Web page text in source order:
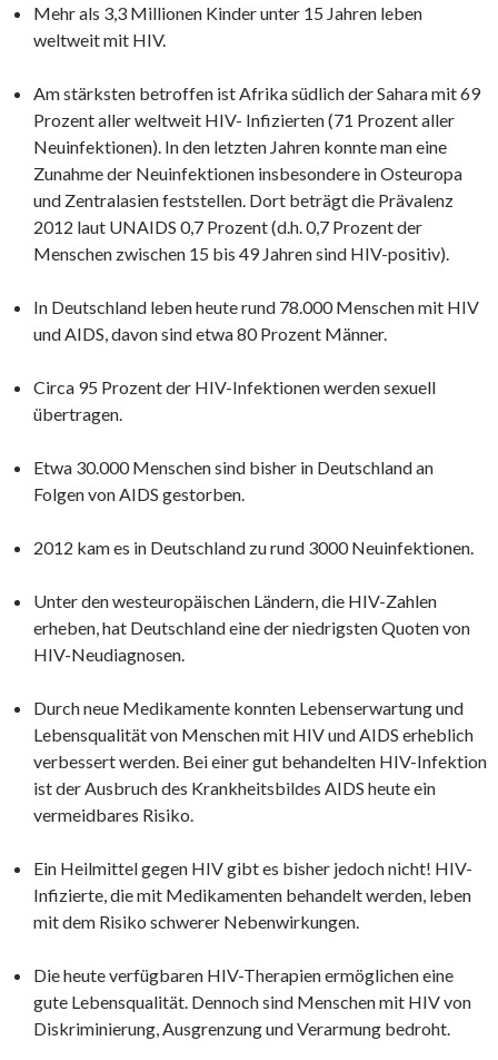
Mehr als 3,3 Millionen Kinder unter 15 Jahren leben
weltweit mit HIV.
Am stärksten betroffen ist Afrika südlich der Sahara mit 69
Prozent aller weltweit HIV- Infizierten (71 Prozent aller
Neuinfektionen). In den letzten Jahren konnte man eine
Zunahme der Neuinfektionen insbesondere in Osteuropa
und Zentralasien feststellen. Dort beträgt die Prävalenz
2012 laut UNAIDS 0,7 Prozent (d.h. 0,7 Prozent der
Menschen zwischen 15 bis 49 Jahren sind HIV-positiv).
In Deutschland leben heute rund 78.000 Menschen mit HIV
und AIDS, davon sind etwa 80 Prozent Männer.
Circa 95 Prozent der HIV-Infektionen werden sexuell
übertragen.
Etwa 30.000 Menschen sind bisher in Deutschland an
Folgen von AIDS gestorben.
2012 kam es in Deutschland zu rund 3000 Neuinfektionen.
Unter den westeuropäischen Ländern, die HIV-Zahlen
erheben, hat Deutschland eine der niedrigsten Quoten von
HIV-Neudiagnosen.
Durch neue Medikamente konnten Lebenserwartung und
Lebensqualität von Menschen mit HIV und AIDS erheblich
verbessert werden. Bei einer gut behandelten HIV-Infektion
ist der Ausbruch des Krankheitsbildes AIDS heute ein
vermeidbares Risiko.
Ein Heilmittel gegen HIV gibt es bisher jedoch nicht! HIV-
Infizierte, die mit Medikamenten behandelt werden, leben
mit dem Risiko schwerer Nebenwirkungen.
Die heute verfügbaren HIV-Therapien ermöglichen eine
gute Lebensqualität. Dennoch sind Menschen mit HIV von
Diskriminierung, Ausgrenzung und Verarmung bedroht.